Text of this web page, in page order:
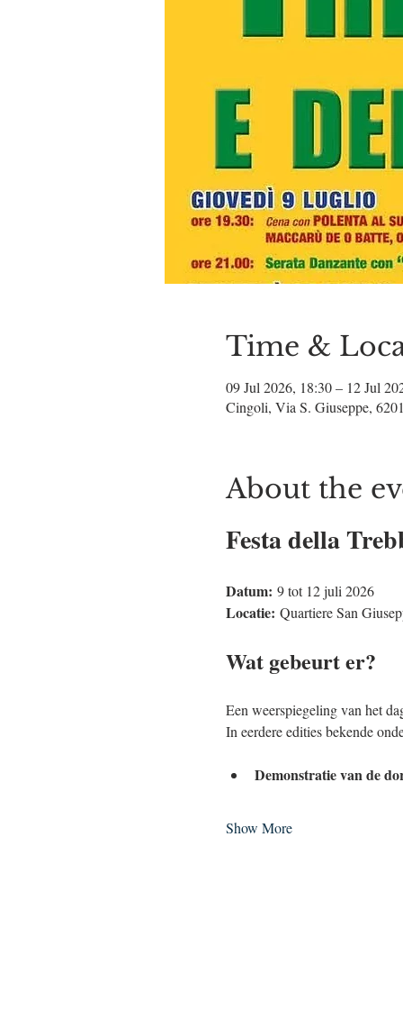
Time &
09 Jul 2026, 18:30 – 12 Jul
Cingoli, Via S. Giuseppe,
About the
Festa della
Datum: 9 tot 12 juli 2026
Locatie: Quartiere San
Wat gebeurt er?
Een weerspiegeling van het
In eerdere edities bekende
Demonstratie van de
Show More